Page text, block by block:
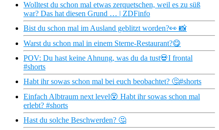
Wolltest du schon mal etwas zerquetschen, weil es zu süß
war? Das hat diesen Grund … | ZDFinfo
Bist du schon mal im Ausland geblitzt worden?👀 📸
Warst du schon mal in einem Sterne-Restaurant?😋
POV: Du hast keine Ahnung, was du da tust💀I frontal
#shorts
Habt ihr sowas schon mal bei euch beobachtet? 🤔#shorts
Einfach Albtraum next level😵‍ Habt ihr sowas schon mal
erlebt? #shorts
Hast du solche Beschwerden? 🤔